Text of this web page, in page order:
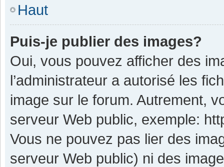
Haut
Puis-je publier des images?
Oui, vous pouvez afficher des
l’administrateur a autorisé les
image sur le forum. Autrement,
serveur Web public, exemple:
Vous ne pouvez pas lier des
serveur Web public) ni des